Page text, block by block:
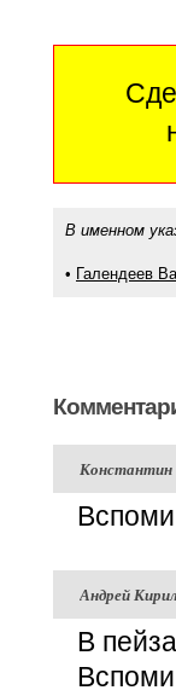
В именном
• Галендеев
Константин
Андрей
В